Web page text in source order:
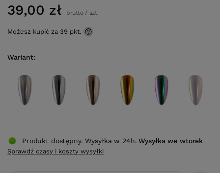
Wariant
39,00 zł brutto/ szt.
Możesz kupić za 39 pkt.
Produkt dostępny. Wysyłka w 24h. Wysyłkawe wtorek
Sprawdź czasy i koszty wysyłki